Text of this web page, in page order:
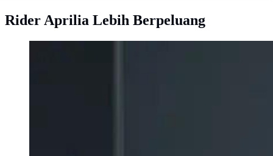
Rider Aprilia Lebih Berpeluang